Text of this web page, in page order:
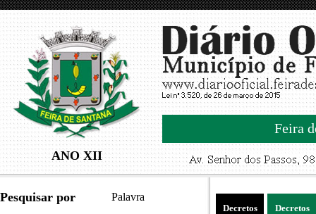
ANO XII
Feira
Pesquisar por Palavra
Decretos
Decretos